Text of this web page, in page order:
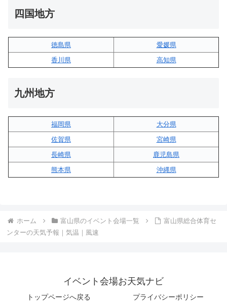
四国地方
徳島県
愛媛県
香川県
高知県
九州地方
福岡県
大分県
佐賀県
宮崎県
長崎県
鹿児島県
熊本県
沖縄県
ホーム 富山県のイベント会場一覧
富山県総合体育セ
ンターの天気予報｜気温｜風速
イベント会場お天気ナビ
トップページへ戻る プライバシーポリシー